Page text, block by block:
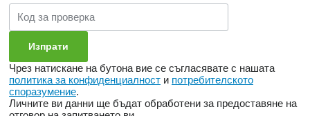
Чрез натискане на бутона вие се съгласявате с нашата
политика за конфиденциалност и потребителското
споразумение.
Личните ви данни ще бъдат обработени за предоставяне на